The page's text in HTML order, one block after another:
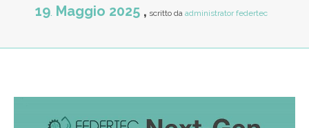
19. Maggio 2025 scritto da administrator federtec